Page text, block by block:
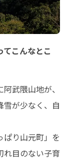
こんなとこ
武隈山地が、
雪が少なく、自
ぱり山元町」を
れ目のない子育